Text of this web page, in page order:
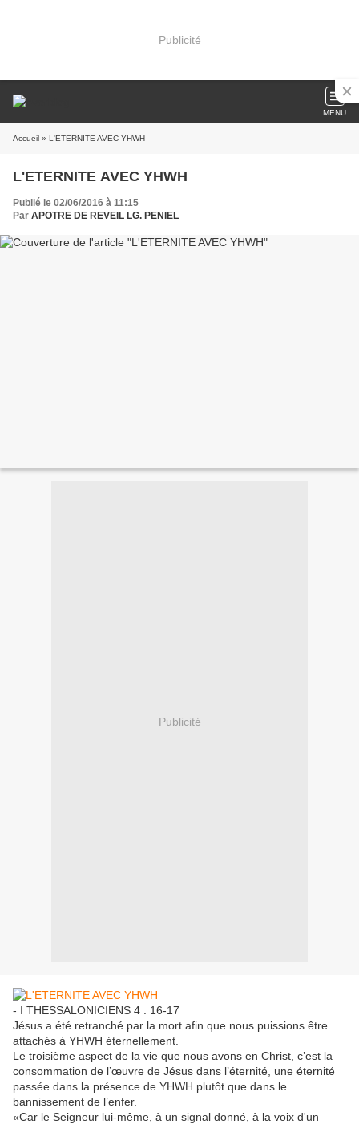
Publicité
MENU
Accueil » L'ETERNITE AVEC YHWH
L'ETERNITE AVEC YHWH
Publié le 02/06/2016 à 11:15
Par APOTRE DE REVEIL LG. PENIEL
Publicité
- I THESSALONICIENS 4 : 16-17
Jésus a été retranché par la mort afin que nous puissions être
attachés à YHWH éternellement.
Le troisième aspect de la vie que nous avons en Christ, c’est la
consommation de l’œuvre de Jésus dans l’éternité, une éternité
passée dans la présence de YHWH plutôt que dans le
bannissement de l’enfer.
«Car le Seigneur lui-même, à un signal donné, à la voix d'un